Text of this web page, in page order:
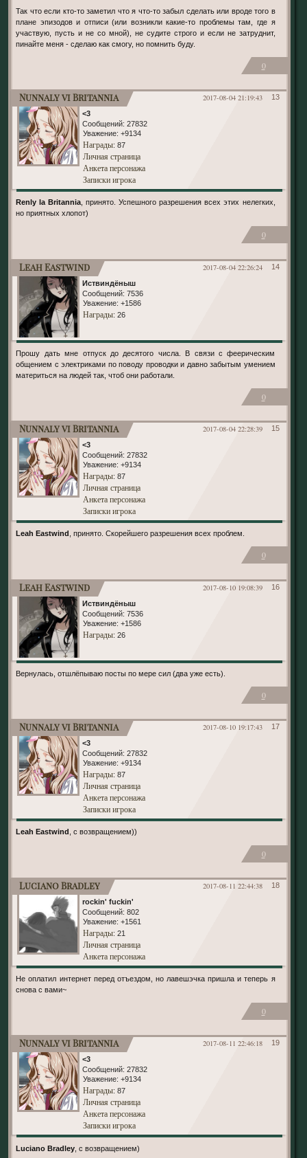
Так что если кто-то заметил что я что-то забыл сделать или вроде того в
плане эпизодов и отписи (или возникли какие-то проблемы там, где я
участвую, пусть и не со мной), не судите строго и если не затруднит,
пинайте меня - сделаю как смогу, но помнить буду.
0
13
2017-08-04 21:19:43
Nunnaly vi Britannia
<3
Сообщений: 27832
Уважение: +9134
Награды: 87
Личная страница
Анкета персонажа
Записки игрока
Renly la Britannia , принято. Успешного разрешения всех этих нелегких,
но приятных хлопот)
0
14
2017-08-04 22:26:24
Leah Eastwind
Иствиндёныш
Сообщений: 7536
Уважение: +1586
Награды: 26
Прошу дать мне отпуск до десятого числа. В связи с феерическим
общением с электриками по поводу проводки и давно забытым умением
материться на людей так, чтоб они работали.
0
15
2017-08-04 22:28:39
Nunnaly vi Britannia
<3
Сообщений: 27832
Уважение: +9134
Награды: 87
Личная страница
Анкета персонажа
Записки игрока
Leah Eastwind , принято. Скорейшего разрешения всех проблем.
0
16
2017-08-10 19:08:39
Leah Eastwind
Иствиндёныш
Сообщений: 7536
Уважение: +1586
Награды: 26
Вернулась, отшлёпываю посты по мере сил (два уже есть).
0
17
2017-08-10 19:17:43
Nunnaly vi Britannia
<3
Сообщений: 27832
Уважение: +9134
Награды: 87
Личная страница
Анкета персонажа
Записки игрока
Leah Eastwind , с возвращением))
0
18
2017-08-11 22:44:38
Luciano Bradley
rockin' fuckin'
Сообщений: 802
Уважение: +1561
Награды: 21
Личная страница
Анкета персонажа
Не оплатил интернет перед отъездом, но лавешэчка пришла и теперь я
снова с вами~
0
19
2017-08-11 22:46:18
Nunnaly vi Britannia
<3
Сообщений: 27832
Уважение: +9134
Награды: 87
Личная страница
Анкета персонажа
Записки игрока
Luciano Bradley , с возвращением)